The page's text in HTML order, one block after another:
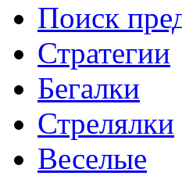
Поиск
Стратегии
Бегалки
Стрелялки
Веселые